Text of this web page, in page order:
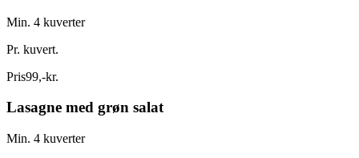
Min. 4 kuverter
Pr. kuvert.
Pris99,-kr.
Lasagne med grøn salat
Min. 4 kuverter